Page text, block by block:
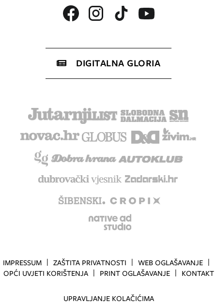
DIGITALNA GLORIA
IMPRESSUM ZAŠTITA PRIVATNOSTI
WEB OGLAŠAVANJE
OPĆI UVJETI KORIŠTENJA
PRINT OGLAŠAVANJE KONTAKT
UPRAVLJANJE KOLAČIĆIMA